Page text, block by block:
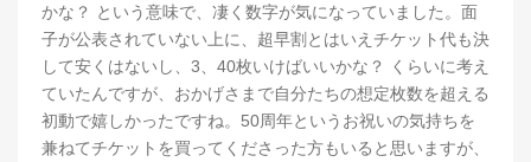
かな？ という意味で、凄く数字が気になっていました。面
子が公表されていない上に、超早割とはいえチケット代も決
して安くはないし、3、40枚いけばいいかな？ くらいに考え
ていたんですが、おかげさまで自分たちの想定枚数を超える
初動で嬉しかったですね。50周年というお祝いの気持ちを
兼ねてチケットを買ってくださった方もいると思いますが、